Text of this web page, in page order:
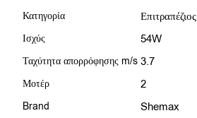
Κατηγορία Επιτραπέζιος
Ισχύς 54W
Ταχύτητα απορρόφησης m/s 3.7
Μοτέρ 2
Brand Shemax